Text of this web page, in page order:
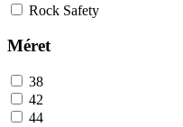
Rock Safety
Méret
38
42
44